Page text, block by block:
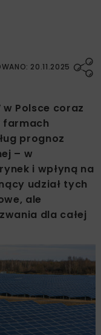
20.11.2025
Polsce coraz
farmach
prognoz
– w
i wpłyną na
udział tych
ale
dla całej